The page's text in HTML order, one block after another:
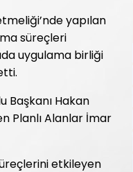
yapılan
süreçleri
uygulama birliği
Başkanı Hakan
Planlı Alanlar İmar
etkileyen